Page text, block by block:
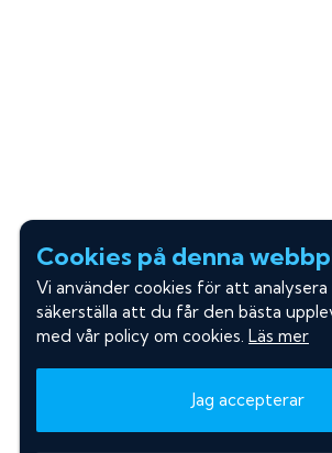
Cookies på denna
Vi använder cookies för att
säkerställa att du får den bästa
med vår policy om cookies. Läs mer
Jag accepterar